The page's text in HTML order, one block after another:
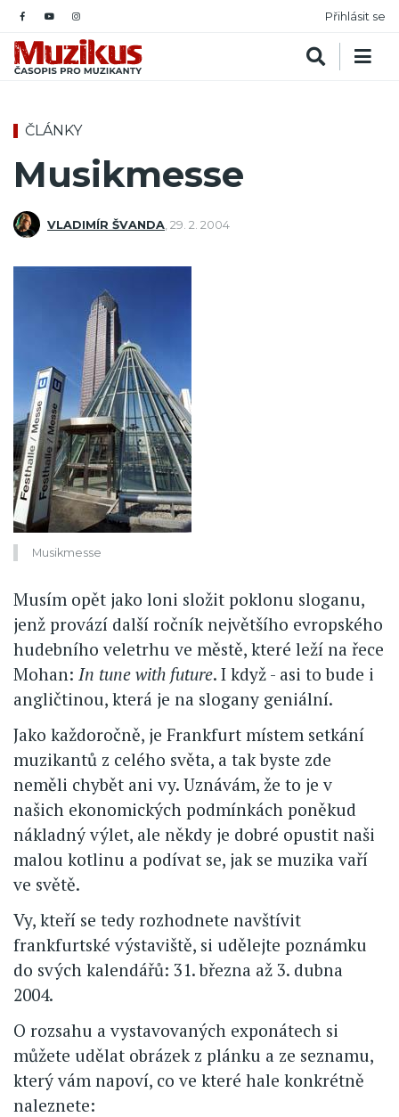
Přihlásit se
ČLÁNKY
Musikmesse
VLADIMÍR ŠVANDA 29. 2. 2004
Musikmesse
Musím opět jako loni složit poklonu sloganu,
jenž provází další ročník největšího evropského
hudebního veletrhu ve městě, které leží na řece
Mohan: In tune with future. I když - asi to bude i
angličtinou, která je na slogany geniální.
Jako každoročně, je Frankfurt místem setkání
muzikantů z celého světa, a tak byste zde
neměli chybět ani vy. Uznávám, že to je v
našich ekonomických podmínkách poněkud
nákladný výlet, ale někdy je dobré opustit naši
malou kotlinu a podívat se, jak se muzika vaří
ve světě.
Vy, kteří se tedy rozhodnete navštívit
frankfurtské výstaviště, si udělejte poznámku
do svých kalendářů: 31. března až 3. dubna
2004.
O rozsahu a vystavovaných exponátech si
můžete udělat obrázek z plánku a ze seznamu,
který vám napoví, co ve které hale konkrétně
naleznete: